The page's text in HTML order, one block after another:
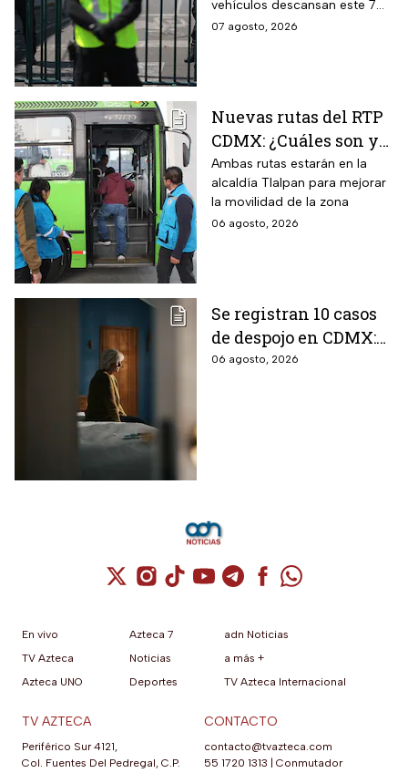
vehículos descansan este 7
de agosto, los horarios del
07 agosto, 2026
Nuevas rutas del RTP
CDMX: ¿Cuáles son y
con qué estaciones
del Metrobús
conectan?
Ambas rutas estarán en la
alcaldía Tlalpan para mejorar
la movilidad de la zona
06 agosto, 2026
Se registran 10 casos
de despojo en CDMX:
adultos mayores son
06 agosto, 2026
Cuenta de X / Twitter (se abre en una
Cuenta de Instagram (se abre en una
Cuenta de TikTok (se abre en
Cuenta de YouTube (se abre
Cuenta de Telegram (se
Cuenta de
Cuenta de
En vivo
TV Azteca
Azteca UNO
Azteca 7
Noticias
Deportes
adn Noticias
a más +
TV Azteca Internacional
TV AZTECA
Periférico Sur 4121,
Col. Fuentes Del Pedregal, C.P.
CONTACTO
contacto@tvazteca.com
55 1720 1313
Conmutador